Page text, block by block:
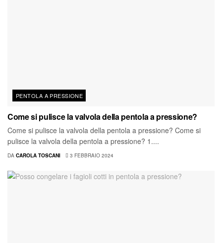
PENTOLA A PRESSIONE
Come si pulisce la valvola della pentola a pressione?
Come si pulisce la valvola della pentola a pressione? Come si
pulisce la valvola della pentola a pressione? 1....
DA CAROLA TOSCANI 3 FEBBRAIO 2024